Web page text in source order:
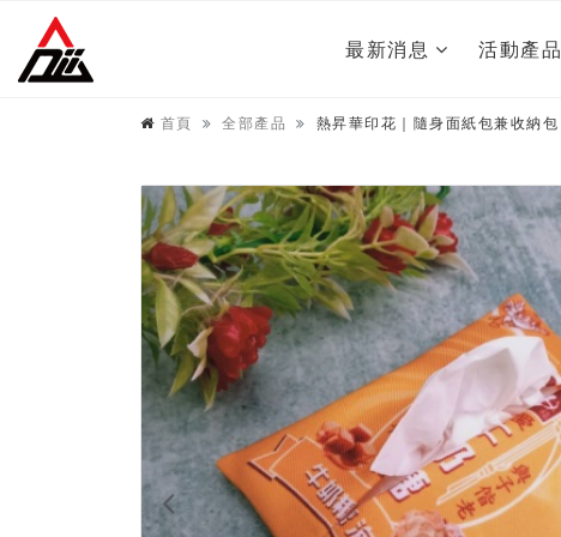
最新消息 活動產品
首頁 全部產品 熱昇華印花｜隨身面紙包兼收納包